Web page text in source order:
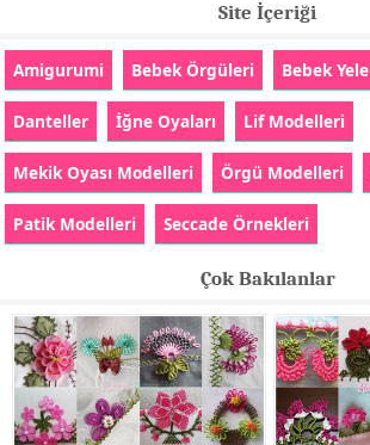
Site İçeriği
Amigurumi Bebek Örgüleri Bebek
Danteller İğne Oyaları Lif Modelleri
Mekik Oyası Modelleri Örgü Modelleri
Patik Modelleri Seccade Örnekleri
Çok Bakılanlar